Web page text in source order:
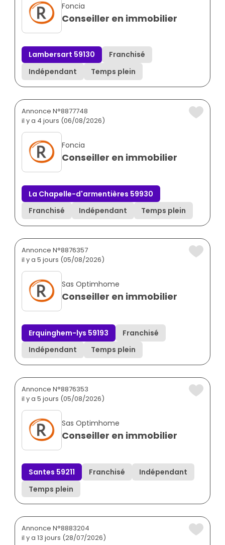
Foncia
Conseiller en immobilier
Lambersart 59130
Franchisé
Indépendant
Temps plein
Annonce N°8877748
il y a 4 jours (06/08/2026)
Foncia
Conseiller en immobilier
La Chapelle-d'armentières 59930
Franchisé
Indépendant Temps plein
Annonce N°8876357
il y a 5 jours (05/08/2026)
Sas Optimhome
Conseiller en immobilier
Erquinghem-lys 59193
Franchisé
Indépendant
Temps plein
Annonce N°8876353
il y a 5 jours (05/08/2026)
Sas Optimhome
Conseiller en immobilier
Santes 59211 Franchisé
Indépendant
Temps plein
Annonce N°8883204
il y a 13 jours (28/07/2026)